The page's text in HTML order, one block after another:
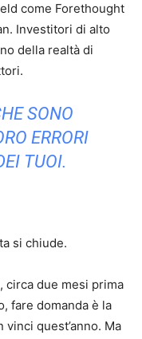
come Forethought
Investitori di alto
della realtà di
SONO
ERRORI
TUOI.
si chiude.
circa due mesi prima
fare domanda è la
quest’anno. Ma